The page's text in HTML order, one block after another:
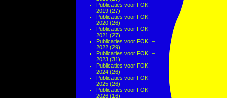
Publicaties voor FOK! –
2019 (27)
Publicaties voor FOK! –
2020 (26)
Publicaties voor FOK! –
2021 (27)
Publicaties voor FOK! –
2022 (29)
Publicaties voor FOK! –
2023 (31)
Publicaties voor FOK! –
2024 (26)
Publicaties voor FOK! –
2025 (26)
Publicaties voor FOK! –
2026 (16)